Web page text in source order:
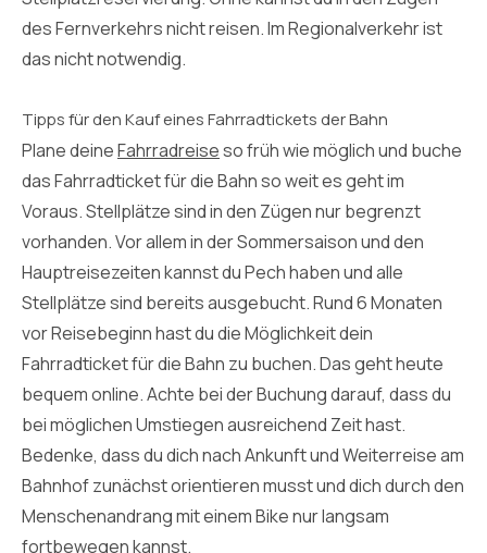
des Fernverkehrs nicht reisen. Im Regionalverkehr ist
das nicht notwendig.
Tipps für den Kauf eines Fahrradtickets der Bahn
Plane deineFahrradreiseso früh wie möglich und buche
das Fahrradticket für die Bahn so weit es geht im
Voraus. Stellplätze sind in den Zügen nur begrenzt
vorhanden. Vor allem in der Sommersaison und den
Hauptreisezeiten kannst du Pech haben und alle
Stellplätze sind bereits ausgebucht. Rund 6 Monaten
vor Reisebeginn hast du die Möglichkeit dein
Fahrradticket für die Bahn zu buchen. Das geht heute
bequem online. Achte bei der Buchung darauf, dass du
bei möglichen Umstiegen ausreichend Zeit hast.
Bedenke, dass du dich nach Ankunft und Weiterreise am
Bahnhof zunächst orientieren musst und dich durch den
Menschenandrang mit einem Bike nur langsam
fortbewegen kannst.